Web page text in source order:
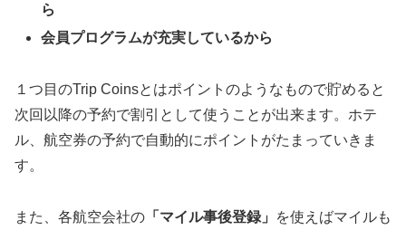
ら
会員プログラムが充実しているから
１つ目のTrip Coinsとはポイントのようなもので貯めると
次回以降の予約で割引として使うことが出来ます。ホテ
ル、航空券の予約で自動的にポイントがたまっていきま
す。
また、各航空会社の 「マイル事後登録」
を使えばマイルも